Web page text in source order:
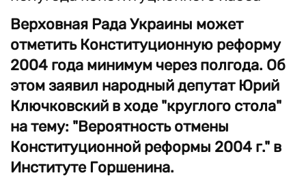
Верховная Рада Украины может
отметить Конституционную реформу
2004 года минимум через полгода. Об
этом заявил народный депутат Юрий
Ключковский в ходе "круглого стола"
на тему: "Вероятность отмены
Конституционной реформы 2004 г." в
Институте Горшенина.